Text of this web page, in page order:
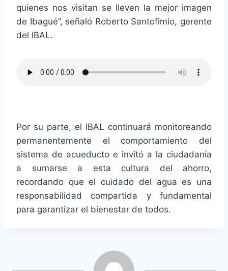
quienes nos visitan se lleven la mejor imagen
de Ibagué”, señaló Roberto Santofimio, gerente
del IBAL.
Por su parte, el IBAL continuará monitoreando
permanentemente el comportamiento del
sistema de acueducto e invitó a la ciudadanía
a sumarse a esta cultura del ahorro,
recordando que el cuidado del agua es una
responsabilidad compartida y fundamental
para garantizar el bienestar de todos.